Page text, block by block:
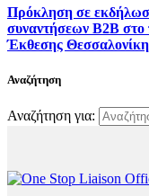
Πρόκληση σε
συναντήσεων B2B στο
Έκθεσης
Αναζήτηση
Αναζήτηση για: